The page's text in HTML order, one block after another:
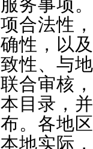
服务事项
项合法性
确性，以
致性、与
联合审核
本目录，
布。各地
本地实际